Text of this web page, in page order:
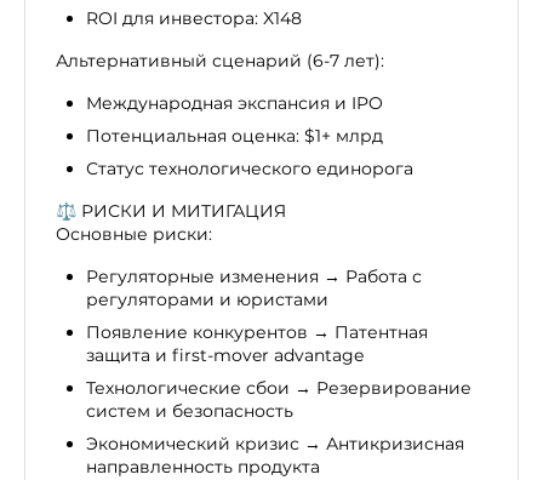
ROI для инвестора: X148
Альтернативный сценарий (6-7 лет):
Международная экспансия и IPO
Потенциальная оценка: $1+ млрд
Статус технологического единорога
⚖️ РИСКИ И МИТИГАЦИЯ
Основные риски:
Регуляторные изменения → Работа с
регуляторами и юристами
Появление конкурентов → Патентная
защита и first-mover advantage
Технологические сбои → Резервирование
систем и безопасность
Экономический кризис → Антикризисная
направленность продукта